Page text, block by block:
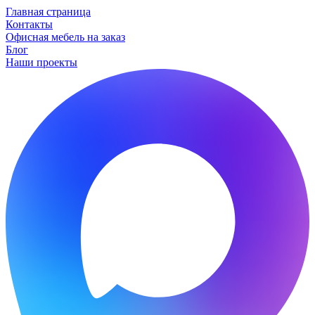
Главная страница
Контакты
Офисная мебель на заказ
Блог
Наши проекты